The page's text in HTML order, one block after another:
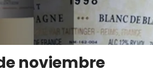
noviembre